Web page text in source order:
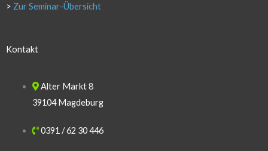
> Zur Seminar-Übersicht
Kontakt
Alter Markt 8
39104 Magdeburg
0391 / 62 30 446